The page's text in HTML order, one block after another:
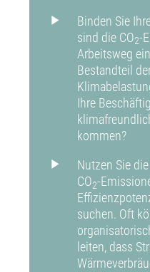
Binden Sie
sind die CO2-
Arbeitsweg
Bestandteil
Ihre
kommen?
Nutzen Sie
CO2-
suchen. Oft
leiten, dass